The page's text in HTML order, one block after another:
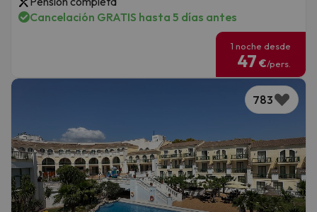
Cancelación GRATIS hasta 5 días antes
1 noche desde
47 €/pers.
783